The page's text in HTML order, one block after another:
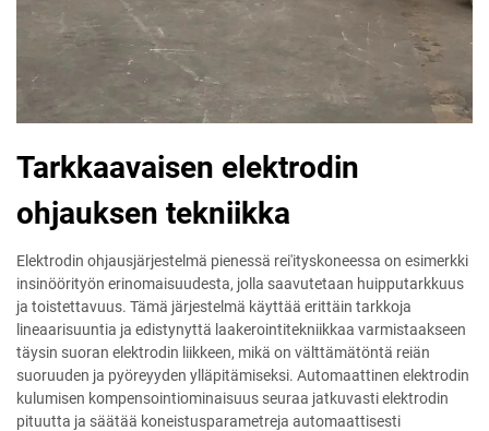
Tarkkaavaisen elektrodin
ohjauksen tekniikka
Elektrodin ohjausjärjestelmä pienessä rei'ityskoneessa on esimerkki
insinöörityön erinomaisuudesta, jolla saavutetaan huipputarkkuus
ja toistettavuus. Tämä järjestelmä käyttää erittäin tarkkoja
lineaarisuuntia ja edistynyttä laakerointitekniikkaa varmistaakseen
täysin suoran elektrodin liikkeen, mikä on välttämätöntä reiän
suoruuden ja pyöreyyden ylläpitämiseksi. Automaattinen elektrodin
kulumisen kompensointiominaisuus seuraa jatkuvasti elektrodin
pituutta ja säätää koneistusparametreja automaattisesti